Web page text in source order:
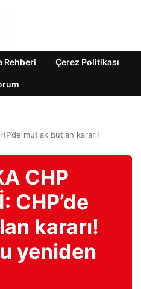
Rehberi Çerez Politikası
mutlak butlan kararı!
CHP
CHP’de
kararı!
yeniden